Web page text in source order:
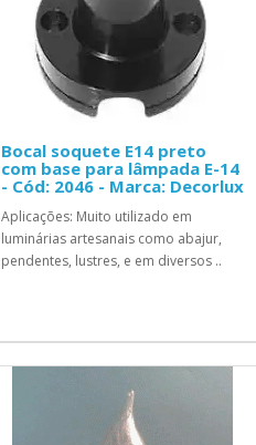
Bocal soquete E14 preto
com base para lâmpada E-14
- Cód: 2046 - Marca: Decorlux
Aplicações: Muito utilizado em
luminárias artesanais como abajur,
pendentes, lustres, e em diversos ..